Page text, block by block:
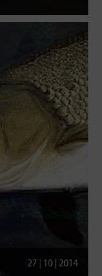
27 | 10 | 2014